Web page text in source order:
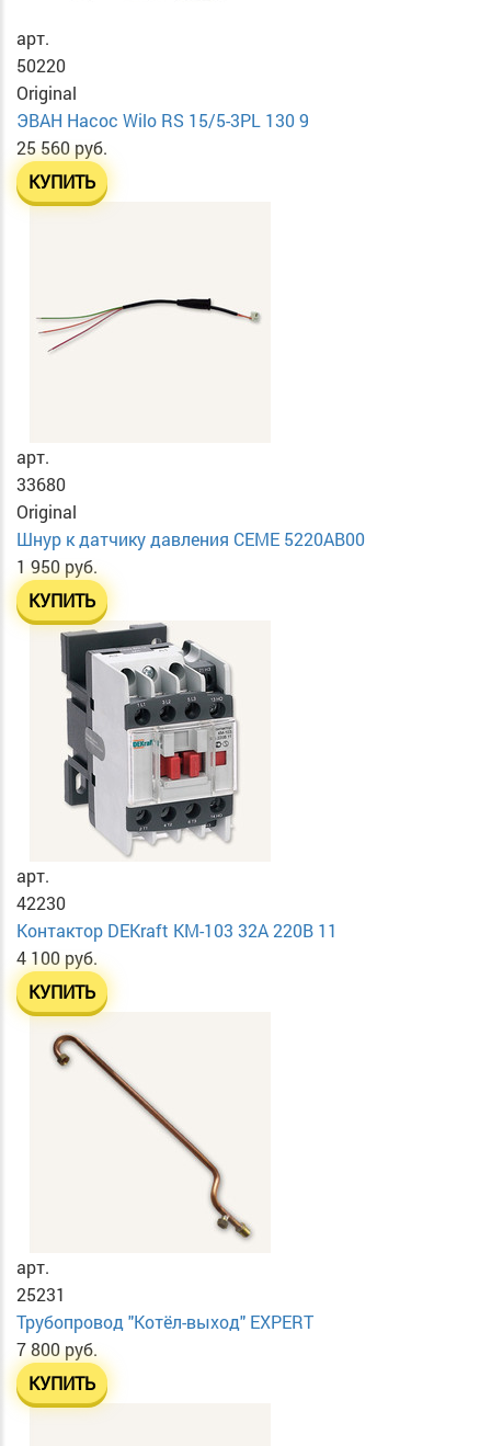
арт.
50220
Original
ЭВАН Насос Wilo RS 15/5-3PL 130 9
25 560 руб.
КУПИТЬ
арт.
33680
Original
Шнур к датчику давления CEME 5220AB00
1 950 руб.
КУПИТЬ
арт.
42230
Контактор DEKraft KM-103 32А 220В 11
4 100 руб.
КУПИТЬ
арт.
25231
Трубопровод "Котёл-выход" EXPERT
7 800 руб.
КУПИТЬ